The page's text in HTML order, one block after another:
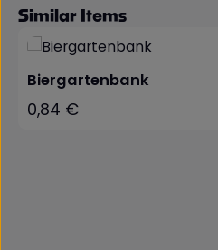
Produktgalerie überspringen
Similar Items
Biergartenbank
Regulärer Preis:
0,84 €